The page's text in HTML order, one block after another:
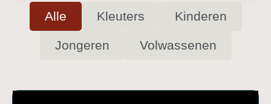
Alle Kleuters Kinderen
Jongeren Volwassenen